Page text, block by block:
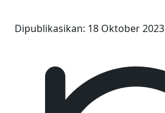
Dipublikasikan: 18 Oktober 2023